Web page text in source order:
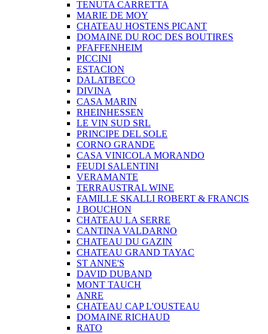
TENUTA CARRETTA
MARIE DE MOY
CHATEAU HOSTENS PICANT
DOMAINE DU ROC DES BOUTIRES
PFAFFENHEIM
PICCINI
ESTACION
DALATBECO
DIVINA
CASA MARIN
RHEINHESSEN
LE VIN SUD SRL
PRINCIPE DEL SOLE
CORNO GRANDE
CASA VINICOLA MORANDO
FEUDI SALENTINI
VERAMANTE
TERRAUSTRAL WINE
FAMILLE SKALLI ROBERT & FRANCIS
J BOUCHON
CHATEAU LA SERRE
CANTINA VALDARNO
CHATEAU DU GAZIN
CHATEAU GRAND TAYAC
ST ANNE'S
DAVID DUBAND
MONT TAUCH
ANRE
CHATEAU CAP L'OUSTEAU
DOMAINE RICHAUD
RATO